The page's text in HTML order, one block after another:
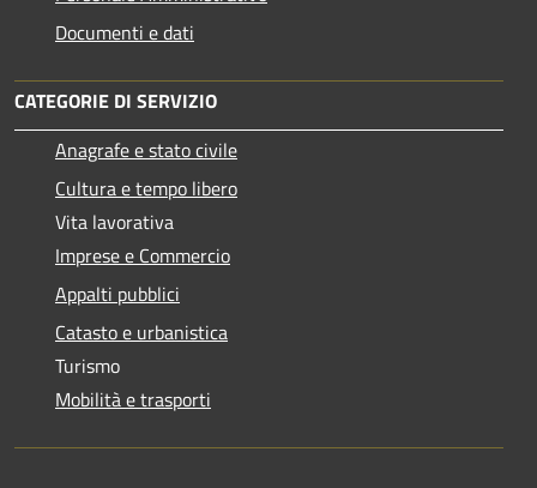
Documenti e dati
CATEGORIE DI SERVIZIO
Anagrafe e stato civile
Cultura e tempo libero
Vita lavorativa
Imprese e Commercio
Appalti pubblici
Catasto e urbanistica
Turismo
Mobilità e trasporti